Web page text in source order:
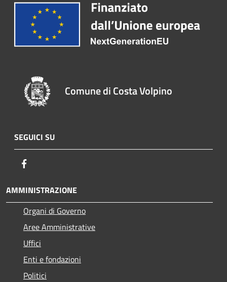
Comune di Costa Volpino
SEGUICI SU
AMMINISTRAZIONE
Organi di Governo
Aree Amministrative
Uffici
Enti e fondazioni
Politici